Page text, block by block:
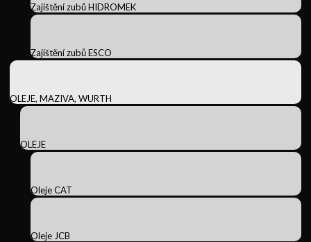
Zajištění zubů HIDROMEK
Zajištění zubů ESCO
OLEJE, MAZIVA, WURTH
OLEJE
Oleje CAT
Oleje JCB